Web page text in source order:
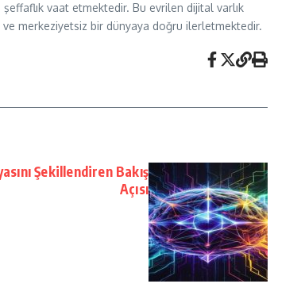
vaat etmektedir. Bu evrilen dijital varlık
merkeziyetsiz bir dünyaya doğru ilerletmektedir.
Şekillendiren Bakış
Açısı